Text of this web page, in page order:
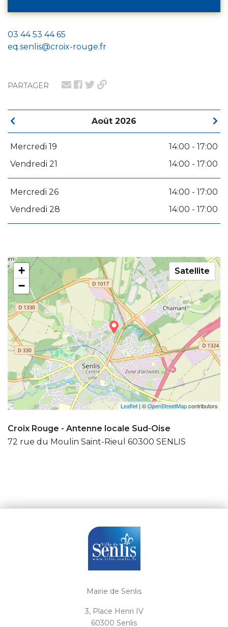
PARTAGER
Août 2026
Mercredi 19
14:00 - 17:00
Vendredi 21
14:00 - 17:00
Mercredi 26
14:00 - 17:00
Vendredi 28
14:00 - 17:00
+
−
Leaflet | ©OpenStreetMapcontributors
Satellite
Croix Rouge - Antenne locale Sud-Oise
72 rue du Moulin Saint-Rieul 60300 SENLIS
03 44 53 44 65
eq.senlis@croix-rouge.fr
Mairie de Senlis
3, Place Henri IV
60300 Senlis